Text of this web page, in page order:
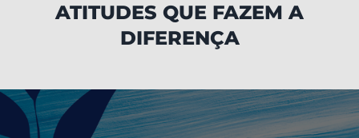
ATITUDES QUE FAZEM A
DIFERENÇA